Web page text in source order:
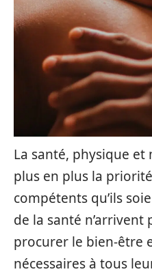
La santé, physique
plus en plus la
compétents qu’ils
de la santé n’arrivent
procurer le bien-être
nécessaires à tous